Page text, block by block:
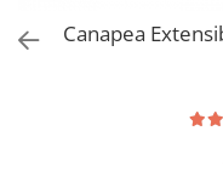
Canapea